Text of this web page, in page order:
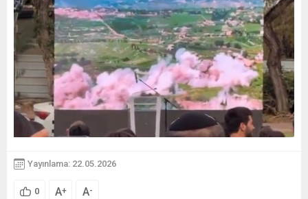
Yayınlama: 22.05.2026
0 A+ A-